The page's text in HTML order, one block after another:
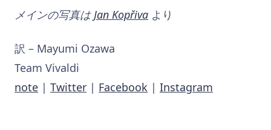
メインの写真は Jan Kopřiva より
訳 – Mayumi Ozawa
Team Vivaldi
note | Twitter | Facebook | Instagram